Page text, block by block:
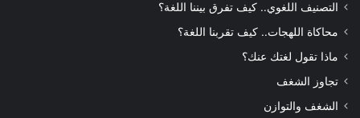
التصنيف اللغوي.. كيف تفرق بيننا اللغة؟
محاكاة اللهجات.. كيف تقربنا اللغة؟
ماذا تقول لغتك عنك؟
تجاوز الشغف
الشغف والتوازن